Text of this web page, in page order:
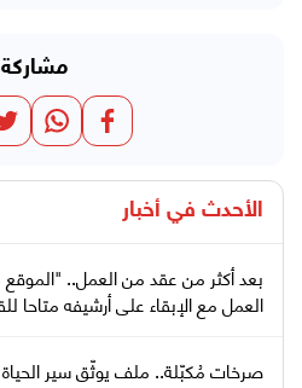
الأحدث في أخبار
بعد أكثر من عقد من العمل..
العمل مع الإبقاء على أرشيفه متاحا
صرخات مُكبّلة.. ملف يوثّق سير